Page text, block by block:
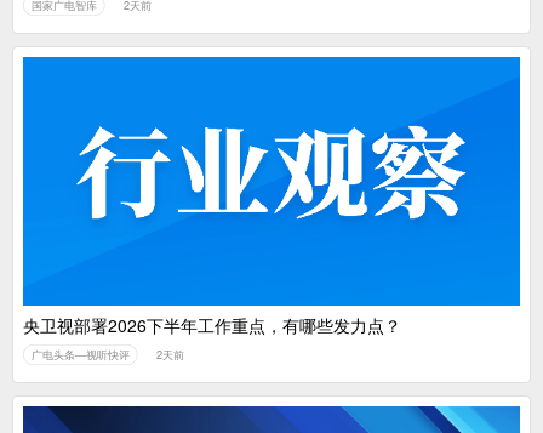
国家广电智库 2天前
央卫视部署2026下半年工作重点，有哪些发力点？
广电头条—视听快评 2天前